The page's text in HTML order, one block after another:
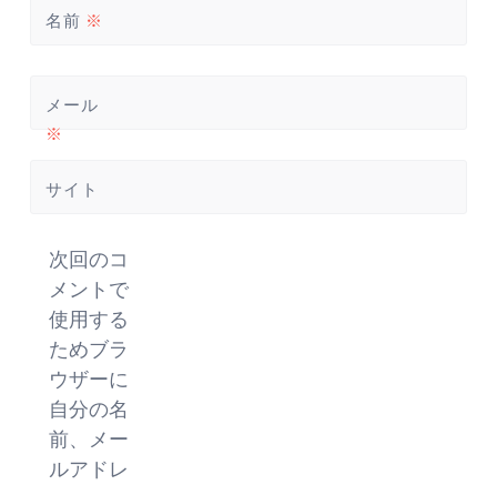
名前 ※
メール
※
サイト
次回のコ
メントで
使用する
ためブラ
ウザーに
自分の名
前、メー
ルアドレ